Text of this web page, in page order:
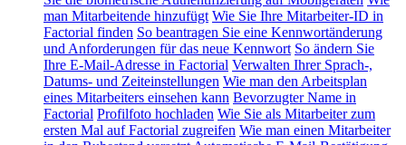
man Mitarbeitende hinzufügt Wie Sie Ihre Mitarbeiter-ID in
Factorial finden So beantragen Sie eine Kennwortänderung
und Anforderungen für das neue Kennwort So ändern Sie
Ihre E-Mail-Adresse in Factorial Verwalten Ihrer Sprach-,
Datums- und Zeiteinstellungen Wie man den Arbeitsplan
eines Mitarbeiters einsehen kann Bevorzugter Name in
Factorial Profilfoto hochladen Wie Sie als Mitarbeiter zum
ersten Mal auf Factorial zugreifen Wie man einen Mitarbeiter